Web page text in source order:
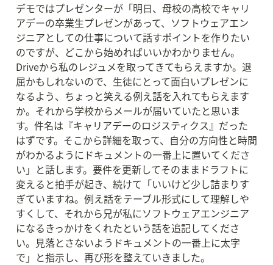
デモではプレゼンターが「明日、母校の高校でキャリ
アデーの卒業生プレゼンがあって、ソフトウェアエン
ジニアとしての仕事について話すポイントを作りたい
のですが、どこから始めればいいかわかりません。
Driveから私のレジュメを取ってきてもらえますか。退
屈かもしれないので、生徒にとって面白いプレゼンに
なるよう、ちょっと笑える例え話を入れてもらえます
か。それから学校からメールが届いていたと思いま
す。件名は『キャリアデーのロジスティクス』だった
はずです。そこから詳細を取って、自分の方向性と時間
がわかるようにドキュメントの一番上に置いてくださ
い」と話します。要件を更新してそのままドラフトに
変えると拍手が起き、続けて「いいけど少し詰まりす
ぎていますね。例え話をテーブル形式にして理解しや
すくして、それから兄が私にソフトウェアエンジニア
になるきっかけをくれたという話を追記してくださ
い。見落とさないようドキュメントの一番上に太字
で」と指示し、再び形を整えていきました。